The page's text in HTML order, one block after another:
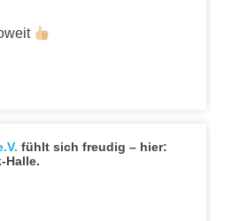
fühlt sich freudig – hier:
Halle.